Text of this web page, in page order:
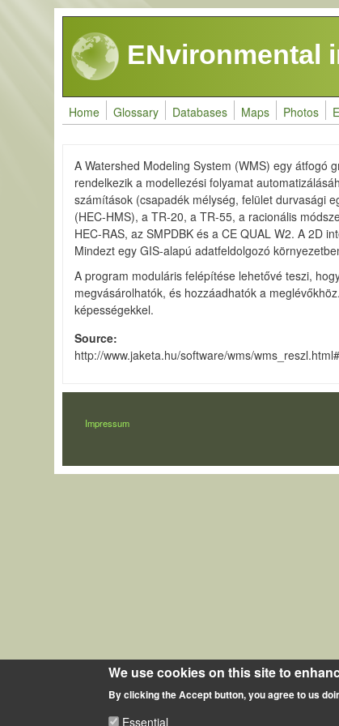
Skip to main content
ENvironmental
Home Glossary Databases Maps Photos
A Watershed Modeling System (WMS) egy átfogó
rendelkezik a modellezési folyamat
számítások (csapadék mélység, felület durvasági
(HEC-HMS), a TR-20, a TR-55, a racionális
HEC-RAS, az SMPDBK és a CE QUAL W2. A 2D
Mindezt egy GIS-alapú adatfeldolgozó
A program moduláris felépítése lehetővé teszi,
megvásárolhatók, és hozzáadhatók a
képességekkel.
Source
http://www.jaketa.hu/software/wms/
LÁBLÉC
Impressum
We use cookies on this site to
By clicking the Accept button, you agree to us
Essential